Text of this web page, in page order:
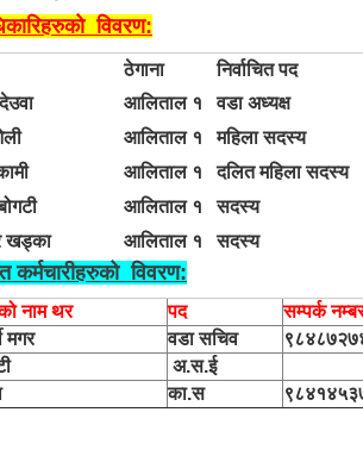
विवरण:
ठेगाना
निर्वाचित पद
आलिताल १
वडा अध्यक्ष
आलिताल १
महिला सदस्य
आलिताल १
दलित महिला सदस्य
आलिताल १
सदस्य
खड्का आलिताल १ सदस्य
कर्मचारीहरुको विवरण:
नाम थर पद
सम्पर्क
मगर वडा सचिव
अ.स.ई
का.स